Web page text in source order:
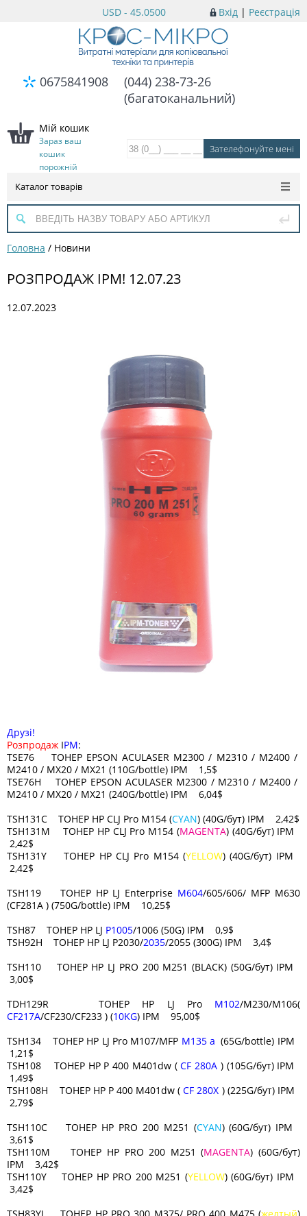
Вхід | Реєстрація
USD - 45.0500
0675841908
(044) 238-73-26
(багатоканальний)
Мій кошик
Зараз ваш
кошик
порожній
Каталог товарів
Головна / Новини
РОЗПРОДАЖ IPM! 12.07.23
12.07.2023
Друзі!
Розпродаж IPM:
TSE76 ТОНЕР EPSON ACULASER M2300 / M2310 / M2400 /
M2410 / MX20 / MX21 (110G/bottle) IPM 1,5$
TSE76H ТОНЕР EPSON ACULASER M2300 / M2310 / M2400 /
M2410 / MX20 / MX21 (240G/bottle) IPM 6,04$
TSH131C ТОНЕР HP CLJ Pro M154 (CYAN) (40G/бут) IPM 2,42$
TSH131M ТОНЕР HP CLJ Pro M154 (MAGENTA) (40G/бут) IPM
2,42$
TSH131Y ТОНЕР HP CLJ Pro M154 (YELLOW) (40G/бут) IPM
2,42$
TSH119 ТОНЕР HP LJ Enterprise M604/605/606/ MFP M630
(CF281A ) (750G/bottle) IPM 10,25$
TSH87 ТОНЕР HP LJ P1005/1006 (50G) IPM 0,9$
TSH92H ТОНЕР HP LJ P2030/2035/2055 (300G) IPM 3,4$
TSH110 ТОНЕР HP LJ PRO 200 M251 (BLACK) (50G/бут) IPM
3,00$
TDH129R ТОНЕР HP LJ Pro M102/M230/M106(
CF217A/CF230/CF233 ) (10KG) IPM 95,00$
TSH134 ТОНЕР HP LJ Pro M107/MFP M135 a (65G/bottle) IPM
1,21$
TSH108 ТОНЕР HP P 400 M401dw (CF 280A ) (105G/бут) IPM
1,49$
TSH108H ТОНЕР HP P 400 M401dw (CF 280X ) (225G/бут) IPM
2,79$
TSH110C ТОНЕР HP PRO 200 M251 (CYAN) (60G/бут) IPM
3,61$
TSH110M ТОНЕР HP PRO 200 M251 (MAGENTA) (60G/бут)
IPM 3,42$
TSH110Y ТОНЕР HP PRO 200 M251 (YELLOW) (60G/бут) IPM
3,42$